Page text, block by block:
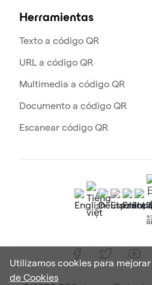
Herramientas
Texto a código QR
URL a código QR
Multimedia a código QR
Documento a código QR
Escanear código QR
Utilizamos cookies para
de Cookies